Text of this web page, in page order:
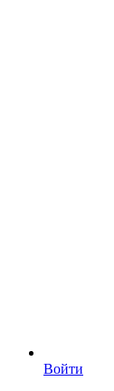
Войти